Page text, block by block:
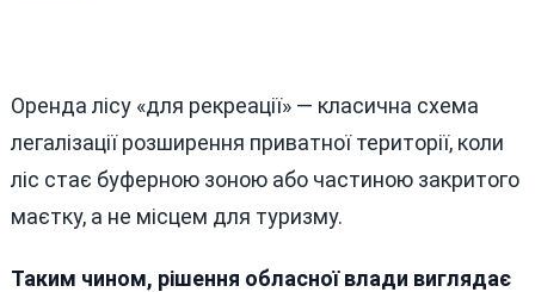
Оренда лісу «для рекреації» — класична схема
легалізації розширення приватної території, коли
ліс стає буферною зоною або частиною закритого
маєтку, а не місцем для туризму.
Таким чином, рішення обласної влади виглядає